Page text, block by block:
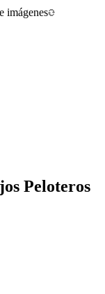
imágenes
Peloteros